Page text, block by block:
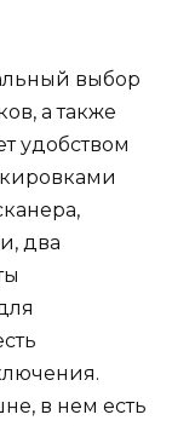
выбор
а также
удобством
два
в нем есть